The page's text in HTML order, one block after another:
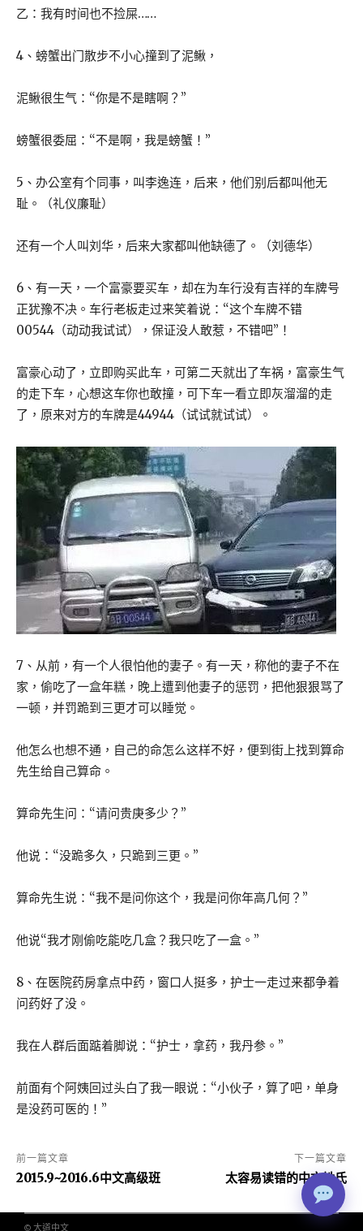
乙：我有时间也不捡屎……
4、螃蟹出门散步不小心撞到了泥鳅，
泥鳅很生气：“你是不是瞎啊？”
螃蟹很委屈：“不是啊，我是螃蟹！”
5、办公室有个同事，叫李逸连，后来，他们别后都叫他无
耻。（礼仪廉耻）
还有一个人叫刘华，后来大家都叫他缺德了。（刘德华）
6、有一天，一个富豪要买车，却在为车行没有吉祥的车牌号
正犹豫不决。车行老板走过来笑着说：“这个车牌不错
00544（动动我试试），保证没人敢惹，不错吧”！
富豪心动了，立即购买此车，可第二天就出了车祸，富豪生气
的走下车，心想这车你也敢撞，可下车一看立即灰溜溜的走
了，原来对方的车牌是44944（试试就试试）。
7、从前，有一个人很怕他的妻子。有一天，称他的妻子不在
家，偷吃了一盒年糕，晚上遭到他妻子的惩罚，把他狠狠骂了
一顿，并罚跪到三更才可以睡觉。
他怎么也想不通，自己的命怎么这样不好，便到街上找到算命
先生给自己算命。
算命先生问：“请问贵庚多少？”
他说：“没跪多久，只跪到三更。”
算命先生说：“我不是问你这个，我是问你年高几何？”
他说“我才刚偷吃能吃几盒？我只吃了一盒。”
8、在医院药房拿点中药，窗口人挺多，护士一走过来都争着
问药好了没。
我在人群后面踮着脚说：“护士，拿药，我丹参。”
前面有个阿姨回过头白了我一眼说：“小伙子，算了吧，单身
是没药可医的！”
前一篇文章
2015.9~2016.6中文高级班
下一篇文章
太容易读错的中文姓氏
© 大道中文